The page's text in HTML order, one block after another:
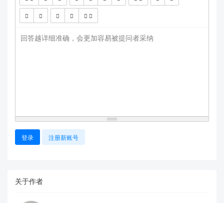
查看更多
回答越详细准确，会更加容易被提问者采纳
登录 注册新账号
关于作者